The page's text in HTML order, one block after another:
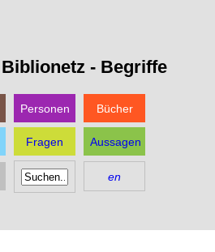
- Begriffe
Personen Bücher
Fragen Aussagen
en